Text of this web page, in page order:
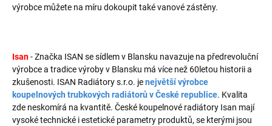
výrobce můžete na míru dokoupit také vanové zástěny.
Isan- Značka ISAN se sídlem v Blansku navazuje na předrevoluční
výrobce a tradice výroby v Blansku má více než 60letou historii a
zkušenosti. ISAN Radiátory s.r.o. jenejvětší výrobce
koupelnových trubkových radiátorů v České republice. Kvalita
zde neskomírá na kvantitě. České koupelnové radiátory Isan mají
vysoké technické i estetické parametry produktů, se kterými jsou